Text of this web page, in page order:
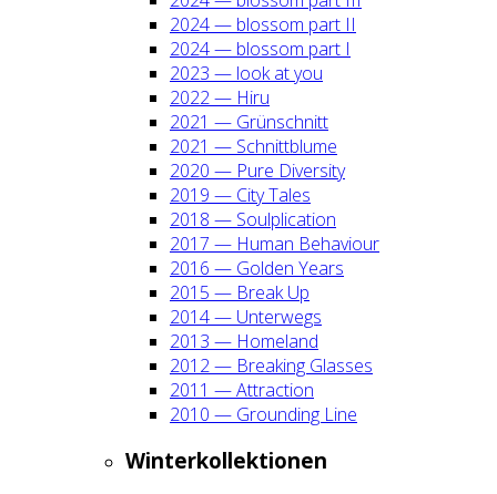
2024 — blos­som part II
2024 — blos­som part I
2023 — look at you
2022 — Hiru
2021 — Grün­schnitt
2021 — Schnitt­blu­me
2020 — Pure Diver­si­ty
2019 — City Tales
2018 — Soul­pli­ca­ti­on
2017 — Human Beha­viour
2016 — Gol­den Years
2015 — Break Up
2014 — Unter­wegs
2013 — Home­land
2012 — Brea­king Glas­ses
2011 — Attrac­tion
2010 — Groun­ding Line
Win­ter­kol­lek­tio­nen